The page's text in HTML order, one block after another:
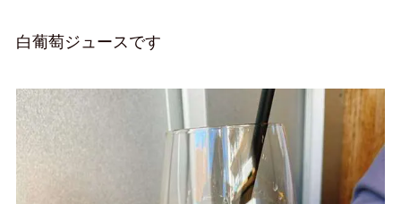
白葡萄ジュースです